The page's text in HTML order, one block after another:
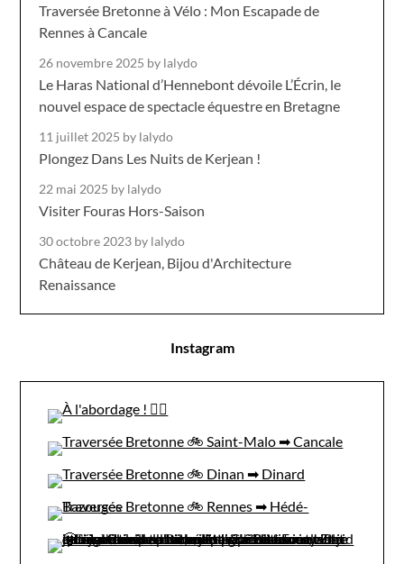
Traversée Bretonne à Vélo : Mon Escapade de
Rennes à Cancale
26 novembre 2025 by lalydo
Le Haras National d’Hennebont dévoile L’Écrin, le
nouvel espace de spectacle équestre en Bretagne
11 juillet 2025 by lalydo
Plongez Dans Les Nuits de Kerjean !
22 mai 2025 by lalydo
Visiter Fouras Hors-Saison
30 octobre 2023 by lalydo
Château de Kerjean, Bijou d'Architecture
Renaissance
Instagram